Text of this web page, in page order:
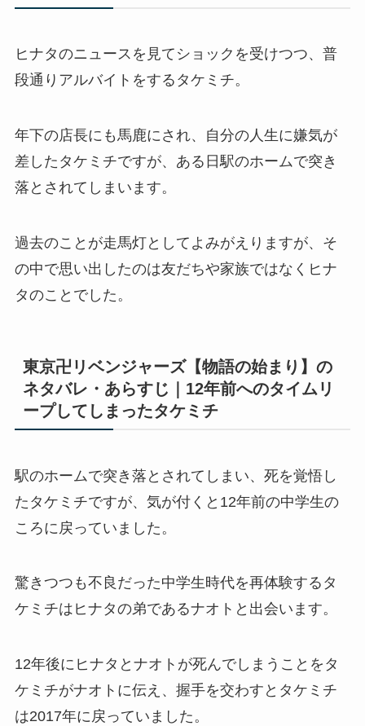
ヒナタのニュースを見てショックを受けつつ、普
段通りアルバイトをするタケミチ。
年下の店長にも馬鹿にされ、自分の人生に嫌気が
差したタケミチですが、ある日駅のホームで突き
落とされてしまいます。
過去のことが走馬灯としてよみがえりますが、そ
の中で思い出したのは友だちや家族ではなくヒナ
タのことでした。
東京卍リベンジャーズ【物語の始まり】の
ネタバレ・あらすじ｜12年前へのタイムリ
ープしてしまったタケミチ
駅のホームで突き落とされてしまい、死を覚悟し
たタケミチですが、気が付くと12年前の中学生の
ころに戻っていました。
驚きつつも不良だった中学生時代を再体験するタ
ケミチはヒナタの弟であるナオトと出会います。
12年後にヒナタとナオトが死んでしまうことをタ
ケミチがナオトに伝え、握手を交わすとタケミチ
は2017年に戻っていました。